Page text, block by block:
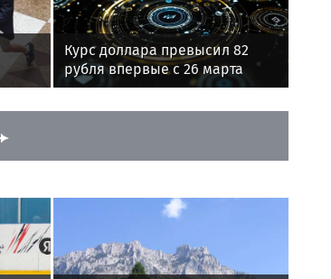
Курс доллара превысил 82
рубля впервые с 26 марта